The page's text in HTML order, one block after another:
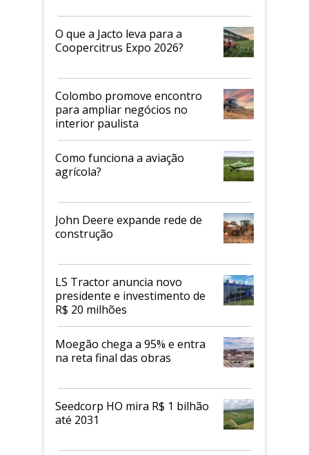
O que a Jacto leva para a
Coopercitrus Expo 2026?
Colombo promove encontro
para ampliar negócios no
interior paulista
Como funciona a aviação
agrícola?
John Deere expande rede de
construção
LS Tractor anuncia novo
presidente e investimento de
R$ 20 milhões
Moegão chega a 95% e entra
na reta final das obras
Seedcorp HO mira R$ 1 bilhão
até 2031